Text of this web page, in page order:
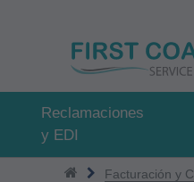
Reclamaciones
y EDI
Facturación y